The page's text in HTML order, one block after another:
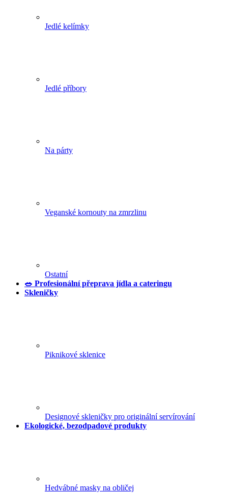
Jedlé kelímky
Jedlé příbory
Na párty
Veganské kornouty na zmrzlinu
Ostatní
🥗 Profesionální přeprava jídla a cateringu
Skleničky
Piknikové sklenice
Designové skleničky pro originální servírování
Ekologické, bezodpadové produkty
Hedvábné masky na obličej